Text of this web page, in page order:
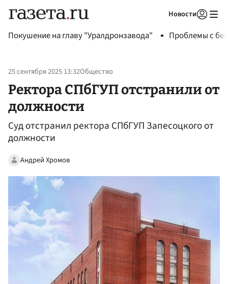
Новости
Покушение на главу "Уралдронзавода" Проблемы с
25 сентября 2025 13:32Общество
Ректора СПбГУП отстранили от
должности
Суд отстранил ректора СПбГУП Запесоцкого от
должности
Андрей Хромов